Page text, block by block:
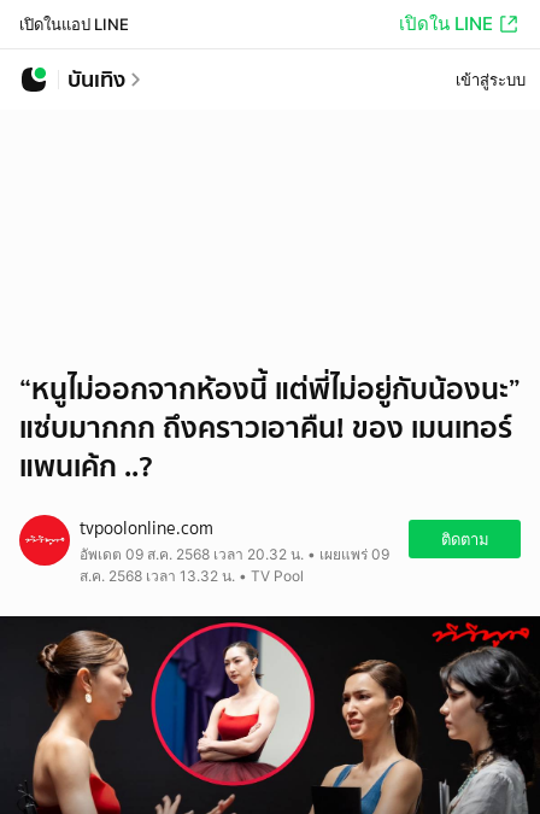
เปิดในแอป LINE เปิดใน LINE
บันเทิง เข้าสู่ระบบ
“หนูไม่ออกจากห้องนี้ แต่พี่ไม่อยู่กับน้องนะ”
แซ่บมากกก ถึงคราวเอาคืน! ของ เมนเทอร์
แพนเค้ก ..?
tvpoolonline.com
อัพเดต 09 ส.ค. 2568 เวลา 20.32 น. • เผยแพร่ 09
ส.ค. 2568 เวลา 13.32 น. • TV Pool
ติดตาม